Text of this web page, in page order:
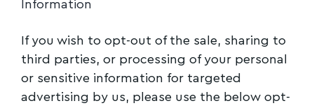
Information
If you wish to opt-out of the sale, sharing to
third parties, or processing of your personal
or sensitive information for targeted
advertising by us, please use the below opt-
Facebook